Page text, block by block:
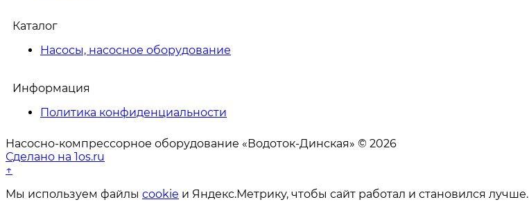
Каталог
Насосы, насосное оборудование
Информация
Политика конфиденциальности
Насосно-компрессорное оборудование «Водоток-Динская» © 2026
Сделано на 1os.ru
↑
Мы используем файлы cookie и Яндекс.Метрику, чтобы сайт работал и становился лучше.